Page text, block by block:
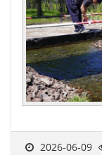
2026-06-09